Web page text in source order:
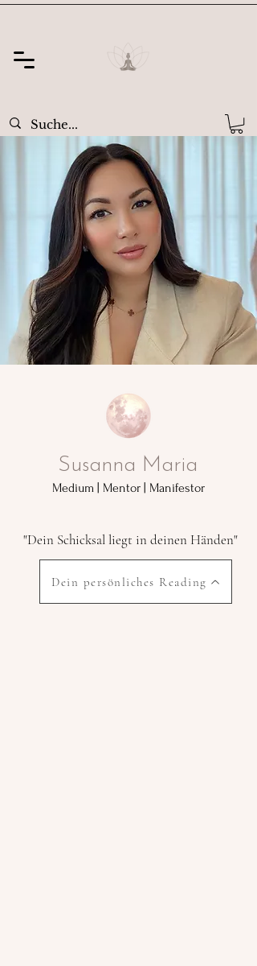
Susanna Maria
Medium | Mentor | Manifestor
"Dein Schicksal liegt in deinen Händen"
Dein persönliches Reading